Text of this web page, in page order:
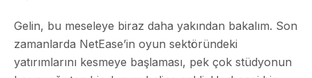
Gelin, bu meseleye biraz daha yakından bakalım. Son
zamanlarda NetEase’in oyun sektöründeki
yatırımlarını kesmeye başlaması, pek çok stüdyonun